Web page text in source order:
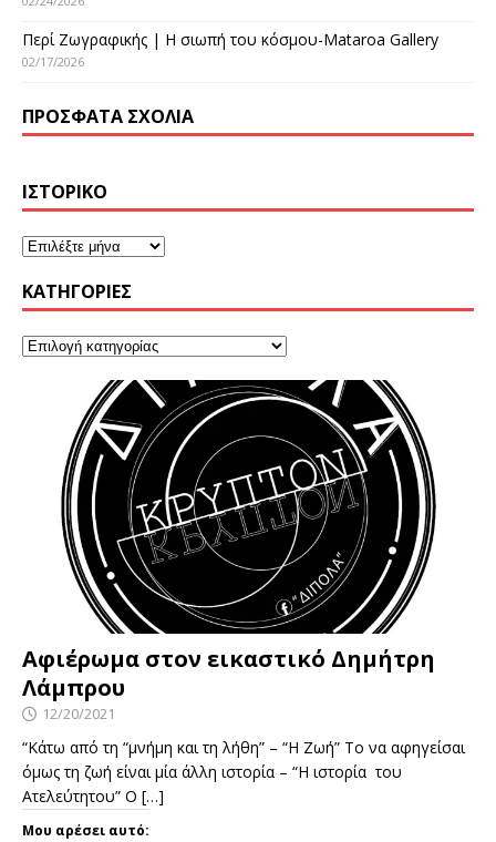
Περί Ζωγραφικής | Η σιωπή του κόσμου-Mataroa Gallery
02/17/2026
ΠΡΌΣΦΑΤΑ ΣΧΌΛΙΑ
ΙΣΤΟΡΙΚΌ
KΑΤΗΓΟΡΊΕΣ
Αφιέρωμα στον εικαστικό Δημήτρη
Λάμπρου
12/20/2021
“Κάτω από τη “μνήμη και τη λήθη” – “Η Ζωή” Το να αφηγείσαι
όμως τη ζωή είναι μία άλλη ιστορία – “Η ιστορία του
Ατελεύτητου” Ο […]
Μου αρέσει αυτό: